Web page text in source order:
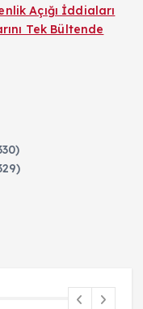
Açığı İddiaları
Tek Bültende